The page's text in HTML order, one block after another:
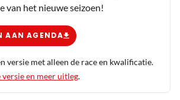
verbonden houden, dus miljoenen kado
van het nieuwe seizoen!
AAN AGENDA
versie met alleen de race en kwalificatie.
en meer uitleg.